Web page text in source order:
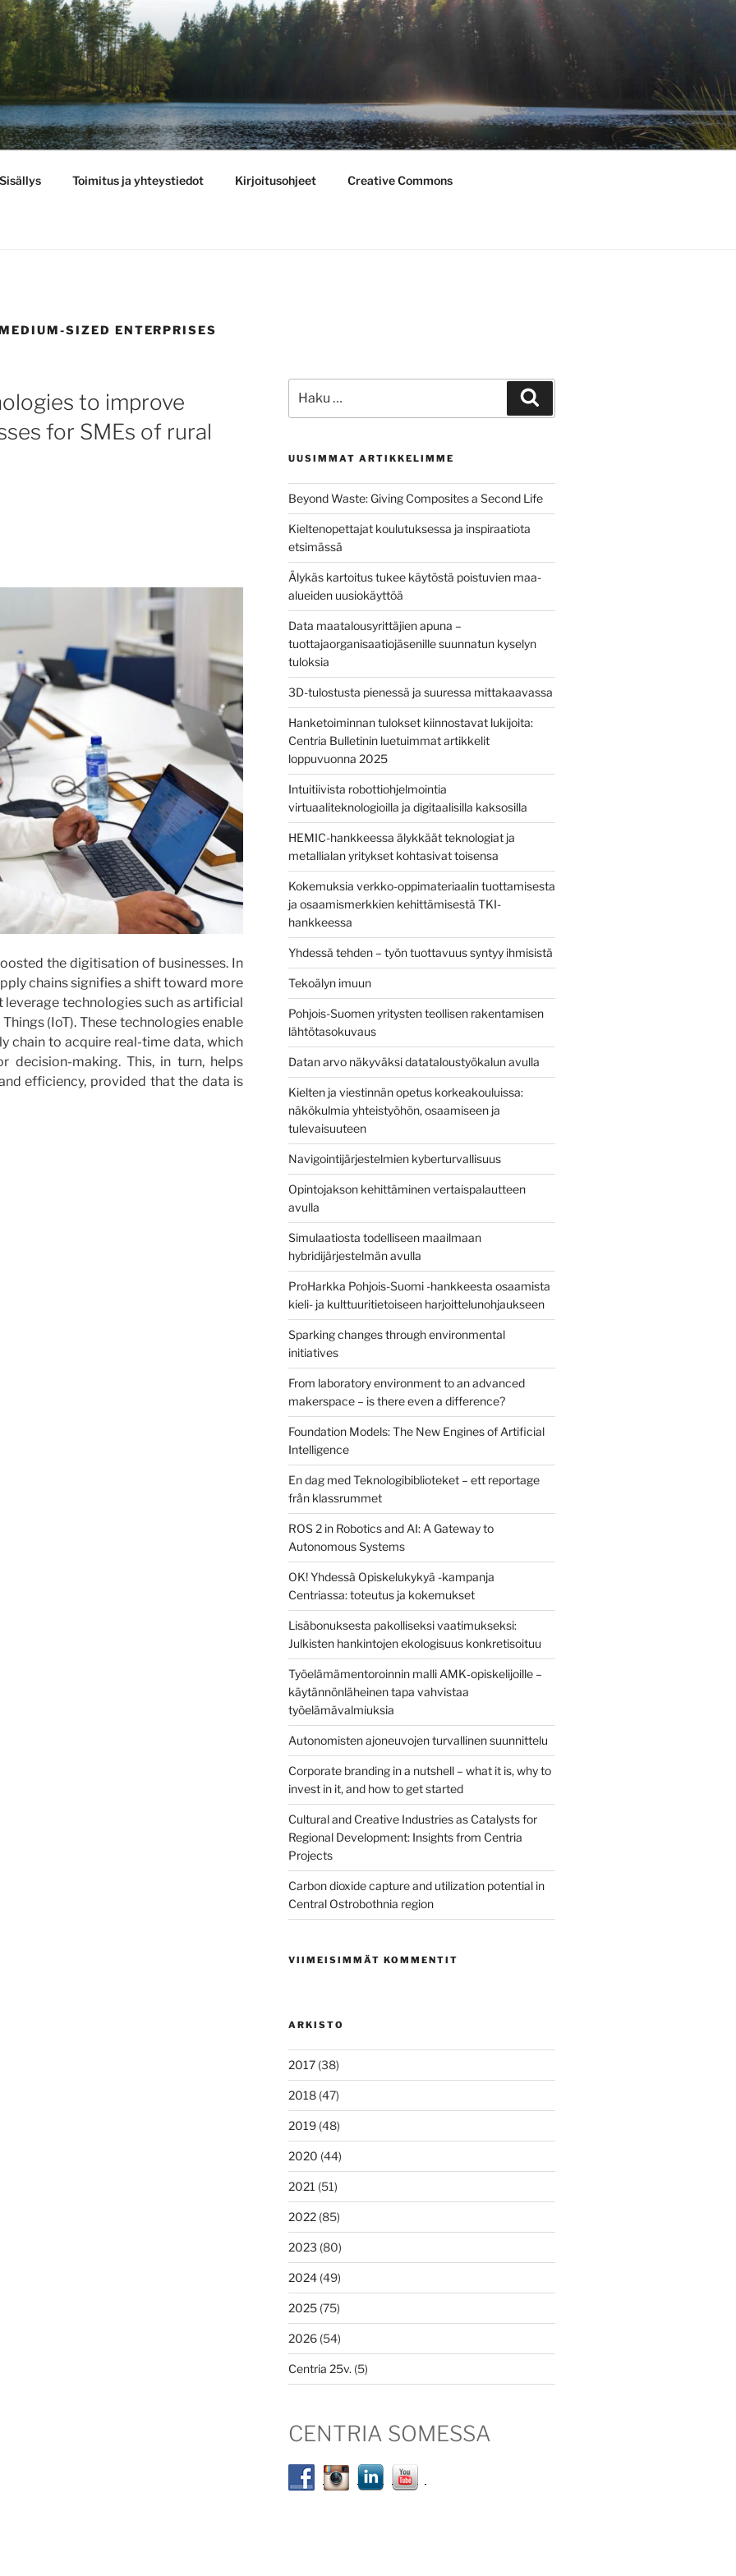
Sisällys Toimitus ja yhteystiedot Kirjoitusohjeet Creative Commons
SIZED ENTERPRISES
to improve
for SMEs of rural
the digitisation of businesses. In
chains signifies a shift toward more
technologies such as artificial
(IoT). These technologies enable
chain to acquire real-time data, which
decision-making. This, in turn, helps
efficiency, provided that the data is
UUSIMMAT ARTIKKELIMME
Beyond Waste: Giving Composites a Second Life
Kieltenopettajat koulutuksessa ja inspiraatiota
etsimässä
Älykäs kartoitus tukee käytöstä poistuvien maa-
alueiden uusiokäyttöä
Data maatalousyrittäjien apuna –
tuottajaorganisaatiojäsenille suunnatun kyselyn
tuloksia
3D-tulostusta pienessä ja suuressa mittakaavassa
Hanketoiminnan tulokset kiinnostavat lukijoita:
Centria Bulletinin luetuimmat artikkelit
loppuvuonna 2025
Intuitiivista robottiohjelmointia
virtuaaliteknologioilla ja digitaalisilla kaksosilla
HEMIC-hankkeessa älykkäät teknologiat ja
metallialan yritykset kohtasivat toisensa
Kokemuksia verkko-oppimateriaalin tuottamisesta
ja osaamismerkkien kehittämisestä TKI-
hankkeessa
Yhdessä tehden – työn tuottavuus syntyy ihmisistä
Tekoälyn imuun
Pohjois-Suomen yritysten teollisen rakentamisen
lähtötasokuvaus
Datan arvo näkyväksi datataloustyökalun avulla
Kielten ja viestinnän opetus korkeakouluissa:
näkökulmia yhteistyöhön, osaamiseen ja
tulevaisuuteen
Navigointijärjestelmien kyberturvallisuus
Opintojakson kehittäminen vertaispalautteen
avulla
Simulaatiosta todelliseen maailmaan
hybridijärjestelmän avulla
ProHarkka Pohjois-Suomi -hankkeesta osaamista
kieli- ja kulttuuritietoiseen harjoittelunohjaukseen
Sparking changes through environmental
initiatives
From laboratory environment to an advanced
makerspace – is there even a difference?
Foundation Models: The New Engines of Artificial
Intelligence
En dag med Teknologibiblioteket – ett reportage
från klassrummet
ROS 2 in Robotics and AI: A Gateway to
Autonomous Systems
OK! Yhdessä Opiskelukykyä -kampanja
Centriassa: toteutus ja kokemukset
Lisäbonuksesta pakolliseksi vaatimukseksi:
Julkisten hankintojen ekologisuus konkretisoituu
Työelämämentoroinnin malli AMK‑opiskelijoille –
käytännönläheinen tapa vahvistaa
työelämävalmiuksia
Autonomisten ajoneuvojen turvallinen suunnittelu
Corporate branding in a nutshell – what it is, why to
invest in it, and how to get started
Cultural and Creative Industries as Catalysts for
Regional Development: Insights from Centria
Projects
Carbon dioxide capture and utilization potential in
Central Ostrobothnia region
VIIMEISIMMÄT KOMMENTIT
ARKISTO
2017(38)
2018(47)
2019(48)
2020 (44)
2021 (51)
2022(85)
2023 (80)
2024(49)
2025(75)
2026(54)
Centria 25v. (5)
CENTRIA SOMESSA